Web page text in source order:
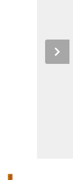
Next